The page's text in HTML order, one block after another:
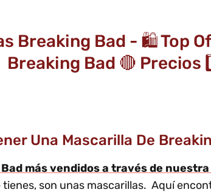
Breaking Bad - 🛍️ Top
Breaking Bad 🔴 Precios
Una Mascarilla De
más vendidos a través de
tienes, son unas mascarillas. Aquí